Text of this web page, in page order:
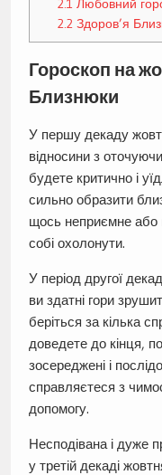
2.1 Любовний
2.2 Здоров’я
Гороскоп на
Близнюки
У першу декаду
відносини з
будете критично і
сильно образити
щось неприємне або
собі охолонути.
У період другої
ви здатні гори
беріться за кілька
доведете до кінця,
зосереджені і
справляєтеся з
допомогу.
Несподівана і дуже
у третій декаді